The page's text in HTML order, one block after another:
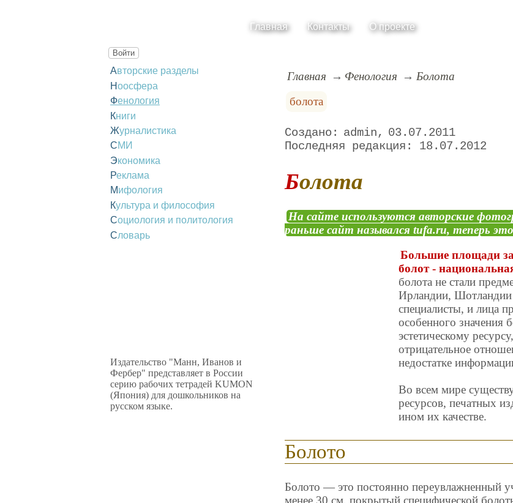
Главная Контакты О проекте
Войти
Авторские разделы
Ноосфера
Фенология
Книги
Журналистика
СМИ
Экономика
Реклама
Мифология
Культура и философия
Социология и политология
Словарь
Издательство "Манн, Иванов и
Фербер" представляет в России
серию рабочих тетрадей KUMON
(Япония) для дошкольников на
русском языке.
Главная Фенология
Болота
болота
admin
03.07.2011
18.07.2012
Болота
На сайте используются авторские
раньше сайт назывался tufa.ru, теперь
Большие площади
болот -
болота не стали
Ирландии, Шотландии
специалисты, и лица
особенного значения
эстетическому
отрицательное
недостатке
Во всем мире
ресурсов, печатных
ином их качестве.
Болото
Болото — это постоянно переувлажненный
менее 30 см, покрытый специфической